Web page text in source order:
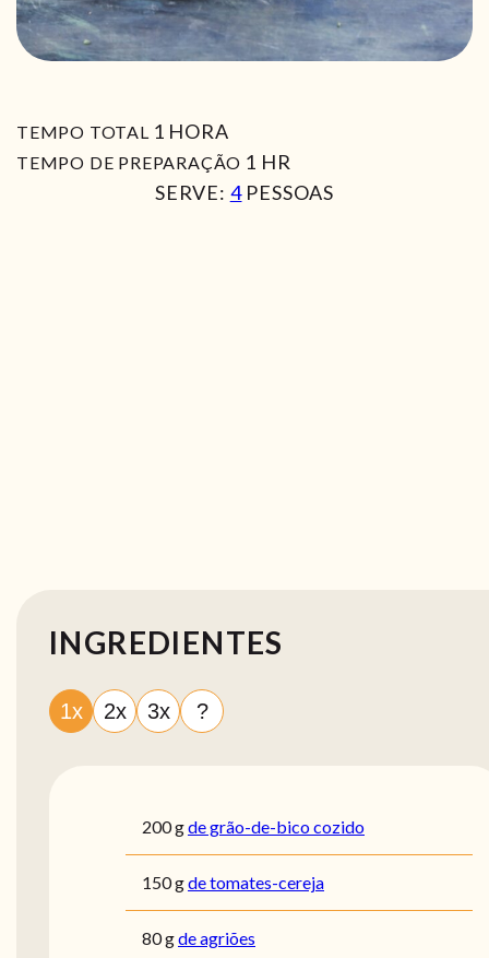
TEMPO TOTAL 1 HORA
HORA
TEMPO DE PREPARAÇÃO 1 HORA
HR
SERVE: 4 PESSOAS
INGREDIENTES
1x 2x 3x ?
200gde grão-de-bico cozido
150gde tomates-cereja
80gde agriões